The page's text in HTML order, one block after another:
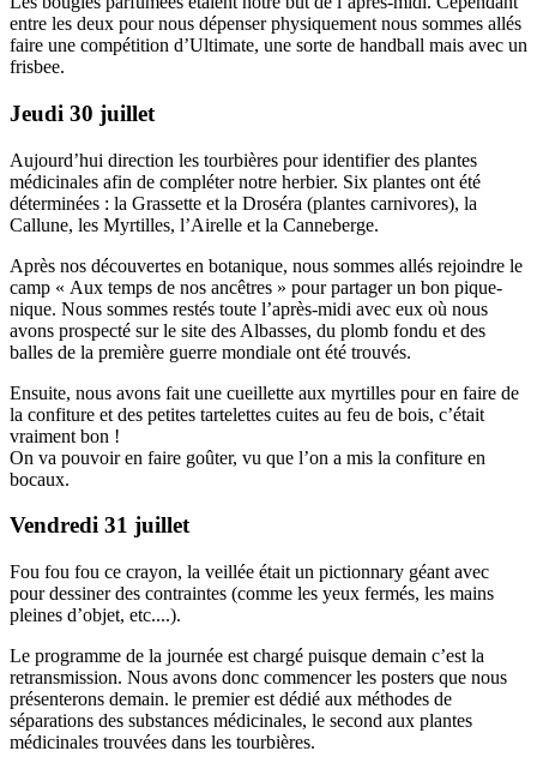
entre les deux pour nous dépenser physiquement nous sommes allés
faire une compétition d’Ultimate, une sorte de handball mais avec un
frisbee.
Jeudi 30 juillet
Aujourd’hui direction les tourbières pour identifier des plantes
médicinales afin de compléter notre herbier. Six plantes ont été
déterminées : la Grassette et la Droséra (plantes carnivores), la
Callune, les Myrtilles, l’Airelle et la Canneberge.
Après nos découvertes en botanique, nous sommes allés rejoindre le
camp « Aux temps de nos ancêtres » pour partager un bon pique-
nique. Nous sommes restés toute l’après-midi avec eux où nous
avons prospecté sur le site des Albasses, du plomb fondu et des
balles de la première guerre mondiale ont été trouvés.
Ensuite, nous avons fait une cueillette aux myrtilles pour en faire de
la confiture et des petites tartelettes cuites au feu de bois, c’était
vraiment bon !
On va pouvoir en faire goûter, vu que l’on a mis la confiture en
bocaux.
Vendredi 31 juillet
Fou fou fou ce crayon, la veillée était un pictionnary géant avec
pour dessiner des contraintes (comme les yeux fermés, les mains
pleines d’objet, etc....).
Le programme de la journée est chargé puisque demain c’est la
retransmission. Nous avons donc commencer les posters que nous
présenterons demain. le premier est dédié aux méthodes de
séparations des substances médicinales, le second aux plantes
médicinales trouvées dans les tourbières.